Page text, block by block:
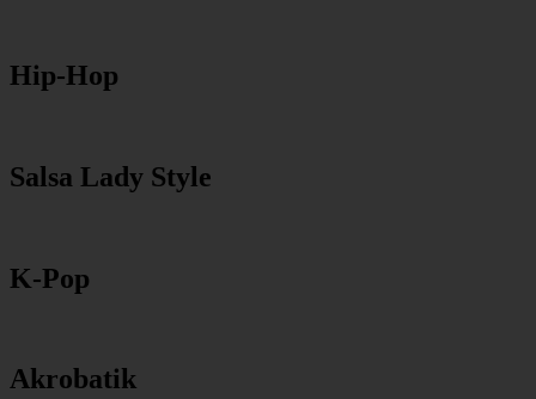
Hip-Hop
Salsa Lady Style
K-Pop
Akrobatik